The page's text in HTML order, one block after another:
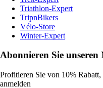
Triathlon-Expert
TripnBikers
Vélo-Store
Winter-Expert
Abonnieren Sie unseren
Profitieren Sie von 10%
anmelden